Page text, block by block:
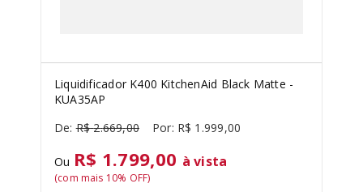
Liquidificador K400 KitchenAid Black Matte -
KUA35AP
R$ 2.669,00 R$ 1 .999,00
Ou R$ 1.799,00 à vista
(com mais 10% OFF)